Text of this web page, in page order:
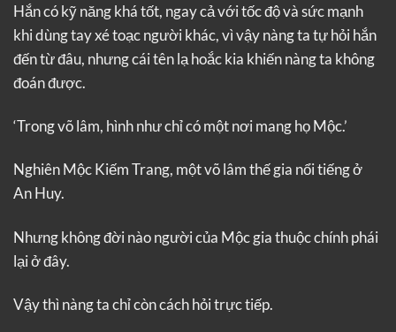
Hắn có kỹ năng khá tốt, ngay cả với tốc độ và sức mạnh
khi dùng tay xé toạc người khác, vì vậy nàng ta tự hỏi hắn
đến từ đâu, nhưng cái tên lạ hoắc kia khiến nàng ta không
đoán được.
‘Trong võ lâm, hình như chỉ có một nơi mang họ Mộc.’
Nghiên Mộc Kiếm Trang, một võ lâm thế gia nổi tiếng ở
An Huy.
Nhưng không đời nào người của Mộc gia thuộc chính phái
lại ở đây.
Vậy thì nàng ta chỉ còn cách hỏi trực tiếp.